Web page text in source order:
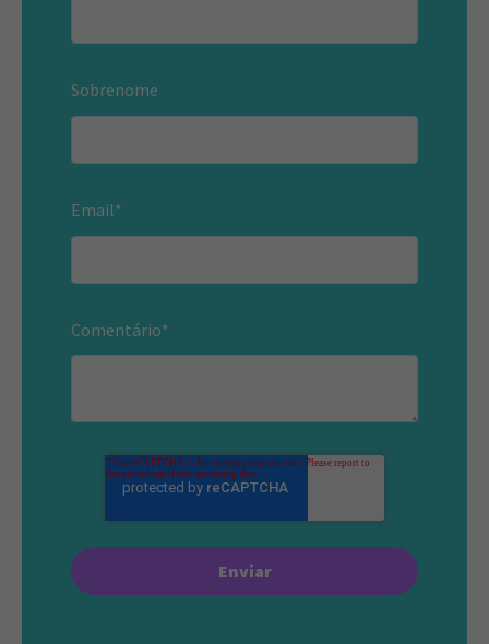
Sobrenome
Email*
Comentário*